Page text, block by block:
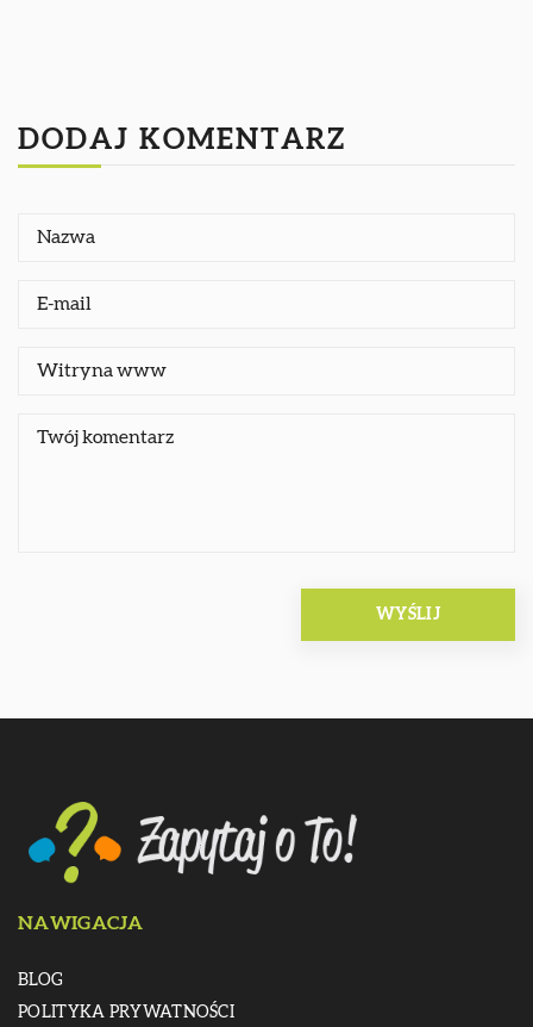
DODAJ KOMENTARZ
NAWIGACJA
BLOG
POLITYKA PRYWATNOŚCI